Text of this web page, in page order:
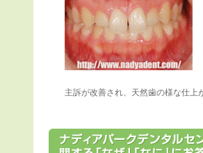
主訴が改善され、天然歯の様な仕